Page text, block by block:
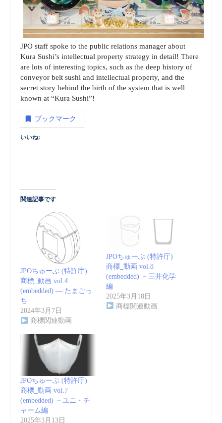
JPO staff spoke to the public relations manager about
Kura Sushi’s intellectual property strategy in detail! There
are lots of interesting topics, such as the deep history of
conveyor belt sushi and intellectual property, and the
secret story behind the birth of the system that is well
known at “Kura Sushi”!
ブックマーク
いいね:
関連記事です
JPOちゅーぶ (特許庁)
商標_動画 vol.4
(embedded) — たまごっ
ち
2024年3月7日
商標関連動画
JPOちゅーぶ (特許庁)
商標_動画 vol.8
(embedded) －三井化学
編
2025年3月18日
商標関連動画
JPOちゅーぶ (特許庁)
商標_動画 vol.7
(embedded) －ユニ・チ
ャーム編
2025年3月13日